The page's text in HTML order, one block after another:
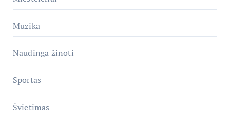
Muzika
Naudinga žinoti
Sportas
Švietimas